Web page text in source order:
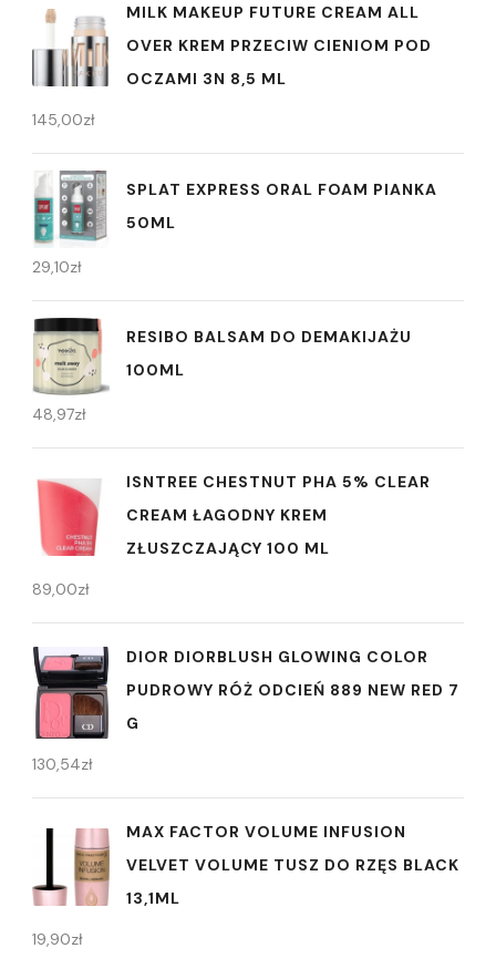
MILK MAKEUP FUTURE CREAM ALL
OVER KREM PRZECIW CIENIOM POD
OCZAMI 3N 8,5 ML
145,00zł
SPLAT EXPRESS ORAL FOAM PIANKA
50ML
29,10zł
RESIBO BALSAM DO DEMAKIJAŻU
100ML
48,97zł
ISNTREE CHESTNUT PHA 5% CLEAR
CREAM ŁAGODNY KREM
ZŁUSZCZAJĄCY 100 ML
89,00zł
DIOR DIORBLUSH GLOWING COLOR
PUDROWY RÓŻ ODCIEŃ 889 NEW RED 7
G
130,54zł
MAX FACTOR VOLUME INFUSION
VELVET VOLUME TUSZ DO RZĘS BLACK
13,1ML
19,90zł